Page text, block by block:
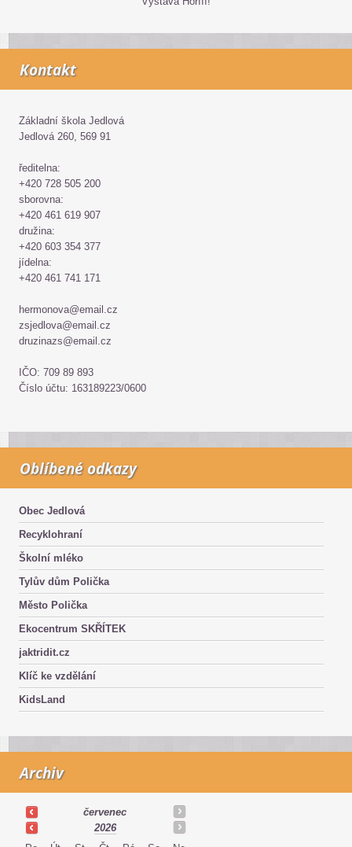
Kontakt
Základní škola Jedlová
Jedlová 260, 569 91
ředitelna:
+420 728 505 200
sborovna:
+420 461 619 907
družina:
+420 603 354 377
jídelna:
+420 461 741 171
hermonova@email.cz
zsjedlova@email.cz
druzinazs@email.cz
IČO: 709 89 893
Číslo účtu: 163189223/0600
Oblíbené odkazy
Obec Jedlová
Recyklohraní
Školní mléko
Tylův dům Polička
Město Polička
Ekocentrum SKŘÍTEK
jaktridit.cz
Klíč ke vzdělání
KidsLand
Archiv
červenec
2026